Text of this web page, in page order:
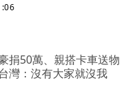
捐50萬、親搭卡車送物
灣：沒有大家就沒我